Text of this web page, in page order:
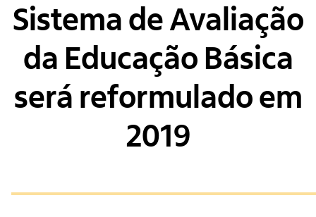
Sistema de Avaliação
da Educação Básica
será reformulado em
2019